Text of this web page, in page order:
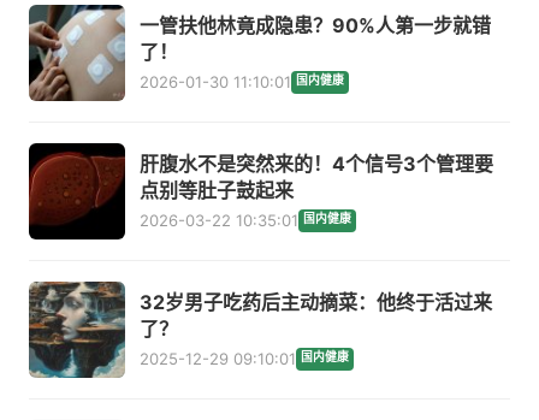
一管扶他林竟成隐患？90%人第一步就错
了！
2026-01-30 11:10:01 国内健康
肝腹水不是突然来的！4个信号3个管理要
点别等肚子鼓起来
2026-03-22 10:35:01 国内健康
32岁男子吃药后主动摘菜：他终于活过来
了？
2025-12-29 09:10:01 国内健康